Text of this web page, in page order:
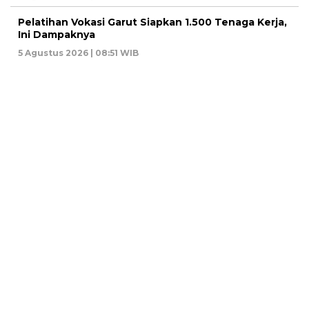
Pelatihan Vokasi Garut Siapkan 1.500 Tenaga Kerja,
Ini Dampaknya
5 Agustus 2026 | 08:51 WIB